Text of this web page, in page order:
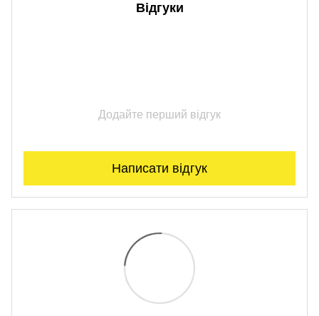
Відгуки
Додайте перший відгук
Написати відгук